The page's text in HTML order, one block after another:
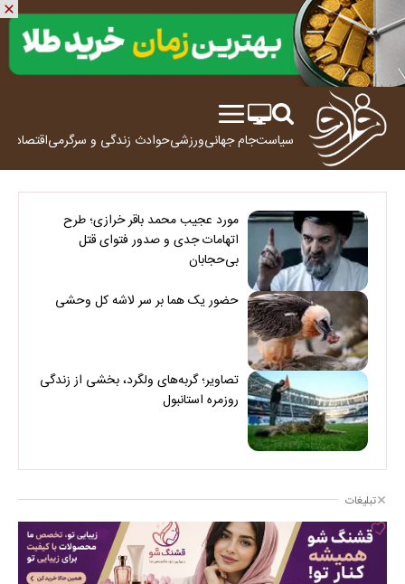
سیاستجام جهانیورزشیحوادث زندگی و سرگرمیاقتصاد
مورد عجیب محمد باقر خرازی؛ طرح
اتهامات جدی و صدور فتوای قتل
بی‌حجابان
حضور یک هما بر سر لاشه‌ کل وحشی
تصاویر؛ گربه‌های ولگرد، بخشی از زندگی
روزمره استانبول
تبلیغات